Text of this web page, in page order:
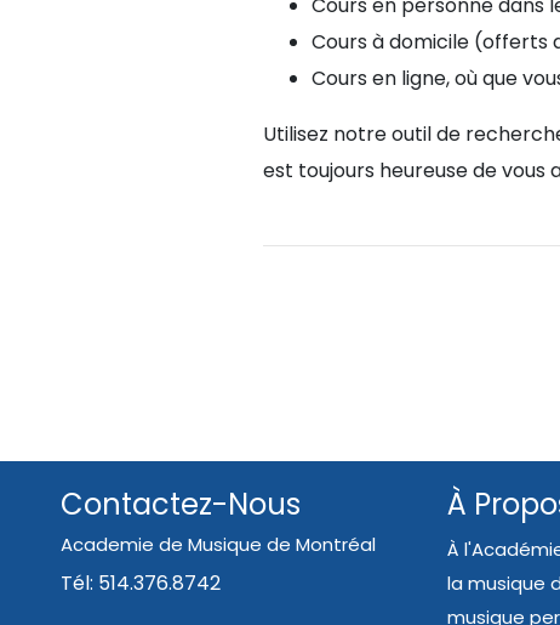
Cours en personne dans
Cours à domicile (offerts
Cours en ligne, où que
Utilisez notre outil de
est toujours heureuse de vous
Contactez-Nous
Academie de Musique de Montréal
Tél: 514.376.8742
À
À
la musique
musique